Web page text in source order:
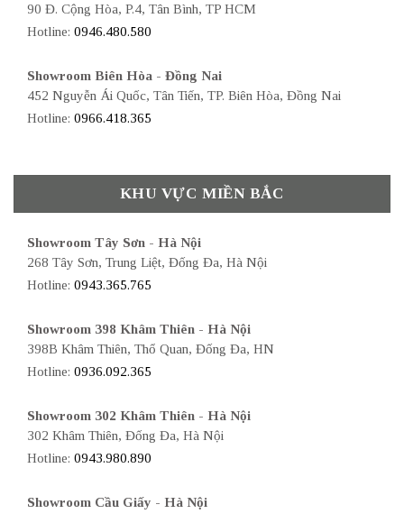
90 Đ. Cộng Hòa, P.4, Tân Bình, TP HCM
Hotline: 0946.480.580
Showroom Biên Hòa - Đồng Nai
452 Nguyễn Ái Quốc, Tân Tiến, TP. Biên Hòa, Đồng Nai
Hotline: 0966.418.365
KHU VỰC MIỀN BẮC
Showroom Tây Sơn - Hà Nội
268 Tây Sơn, Trung Liệt, Đống Đa, Hà Nội
Hotline: 0943.365.765
Showroom 398 Khâm Thiên - Hà Nội
398B Khâm Thiên, Thổ Quan, Đống Đa, HN
Hotline: 0936.092.365
Showroom 302 Khâm Thiên - Hà Nội
302 Khâm Thiên, Đống Đa, Hà Nội
Hotline: 0943.980.890
Showroom Cầu Giấy - Hà Nội